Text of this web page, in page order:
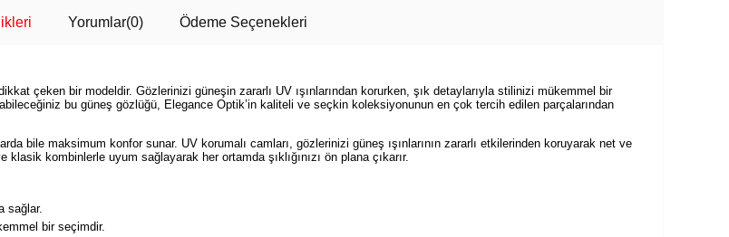
Yorumlar(0) Ödeme Seçenekleri
çeken bir modeldir. Gözlerinizi güneşin zararlı UV ışınlarından korurken, şık detaylarıyla stilinizi mükemmel bir
bu güneş gözlüğü, Elegance Optik’in kaliteli ve seçkin koleksiyonunun en çok tercih edilen parçalarından
bile maksimum konfor sunar. UV korumalı camları, gözlerinizi güneş ışınlarının zararlı etkilerinden koruyarak net ve
kombinlerle uyum sağlayarak her ortamda şıklığınızı ön plana çıkarır.
sağlar.
bir seçimdir.